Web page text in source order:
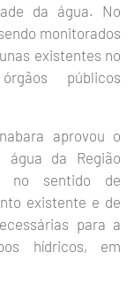
da água. No
monitorados
existentes no
públicos
aprovou o
água da Região
no sentido de
existente e de
para a
hídricos, em